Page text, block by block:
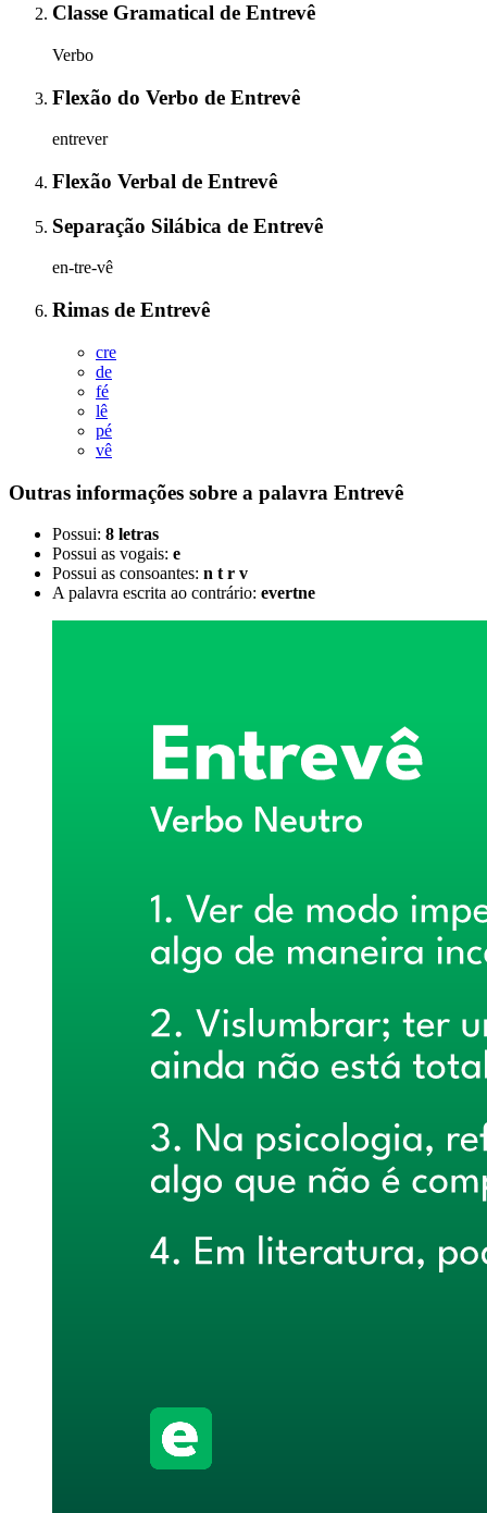
Classe Gramatical de Entrevê
Verbo
Flexão do Verbo de Entrevê
entrever
Flexão Verbal de Entrevê
Separação Silábica de Entrevê
en-tre-vê
Rimas de Entrevê
cre
de
fé
lê
pé
vê
Outras informações sobre a palavra Entrevê
Possui: 8 letras
Possui as vogais: e
Possui as consoantes: n t r v
A palavra escrita ao contrário: evertne